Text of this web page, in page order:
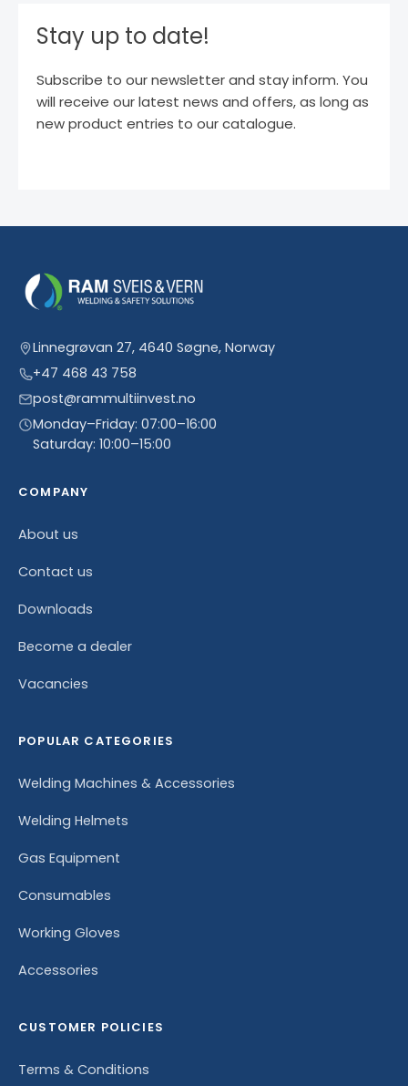
Stay up to date!
Subscribe to our newsletter and stay inform. You
will receive our latest news and offers, as long as
new product entries to our catalogue.
Linnegrøvan 27, 4640 Søgne, Norway
+47 468 43 758
post@rammultiinvest.no
Monday–Friday: 07:00–16:00
Saturday: 10:00–15:00
COMPANY
About us
Contact us
Downloads
Become a dealer
Vacancies
POPULAR CATEGORIES
Welding Machines & Accessories
Welding Helmets
Gas Equipment
Consumables
Working Gloves
Accessories
CUSTOMER POLICIES
Terms & Conditions